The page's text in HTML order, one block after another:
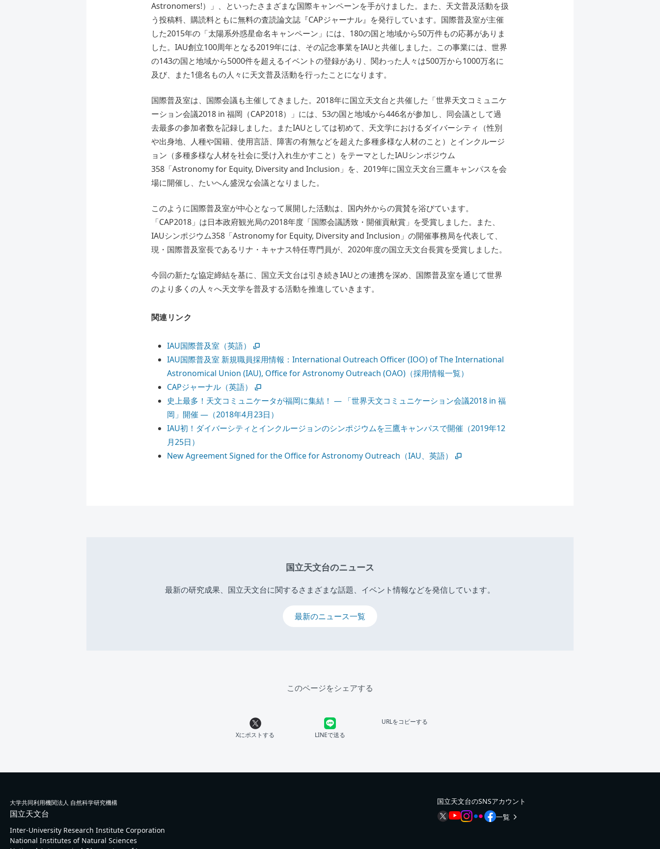
Astronomers!）」、といったさまざまな国際キャンペーンを手がけました。また、天文普及活動を扱
う投稿料、購読料ともに無料の査読論文誌『CAPジャーナル』を発行しています。国際普及室が主催
した2015年の「太陽系外惑星命名キャンペーン」には、180の国と地域から50万件もの応募がありま
した。IAU創立100周年となる2019年には、その記念事業をIAUと共催しました。この事業には、世界
の143の国と地域から5000件を超えるイベントの登録があり、関わった人々は500万から1000万名に
及び、また1億名もの人々に天文普及活動を行ったことになります。
国際普及室は、国際会議も主催してきました。2018年に国立天文台と共催した「世界天文コミュニケ
ーション会議2018 in 福岡（CAP2018）」には、53の国と地域から446名が参加し、同会議として過
去最多の参加者数を記録しました。またIAUとしては初めて、天文学におけるダイバーシティ（性別
や出身地、人種や国籍、使用言語、障害の有無などを超えた多種多様な人材のこと）とインクルージ
ョン（多種多様な人材を社会に受け入れ生かすこと）をテーマとしたIAUシンポジウム
358「Astronomy for Equity, Diversity and Inclusion」を、2019年に国立天文台三鷹キャンパスを会
場に開催し、たいへん盛況な会議となりました。
このように国際普及室が中心となって展開した活動は、国内外からの賞賛を浴びています。
「CAP2018」は日本政府観光局の2018年度「国際会議誘致・開催貢献賞」を受賞しました。また、
IAUシンポジウム358「Astronomy for Equity, Diversity and Inclusion」の開催事務局を代表して、
現・国際普及室長であるリナ・キャナス特任専門員が、2020年度の国立天文台長賞を受賞しました。
今回の新たな協定締結を基に、国立天文台は引き続きIAUとの連携を深め、国際普及室を通じて世界
のより多くの人々へ天文学を普及する活動を推進していきます。
関連リンク
IAU国際普及室（英語）
IAU国際普及室 新規職員採用情報：International Outreach Officer (IOO) of The International
Astronomical Union (IAU), Office for Astronomy Outreach (OAO)（採用情報一覧）
CAPジャーナル（英語）
史上最多！天文コミュニケータが福岡に集結！ ― 「世界天文コミュニケーション会議2018 in 福
岡」開催 ―（2018年4月23日）
IAU初！ダイバーシティとインクルージョンのシンポジウムを三鷹キャンパスで開催（2019年12
月25日）
New Agreement Signed for the Office for Astronomy Outreach（IAU、英語）
国立天文台のニュース
最新の研究成果、国立天文台に関するさまざまな話題、イベント情報などを発信しています。
最新のニュース一覧
このページをシェアする
Xにポストする LINEで送る
URLをコピーする
国立天文台のSNSアカウント
一覧
大学共同利用機関法人 自然科学研究機構
国立天文台
Inter-University Research Institute Corporation
National Institutes of Natural Sciences